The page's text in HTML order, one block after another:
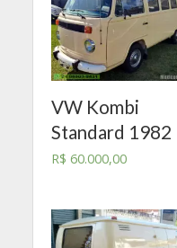
VW Kombi
Standard 1982
R$ 60.000,00